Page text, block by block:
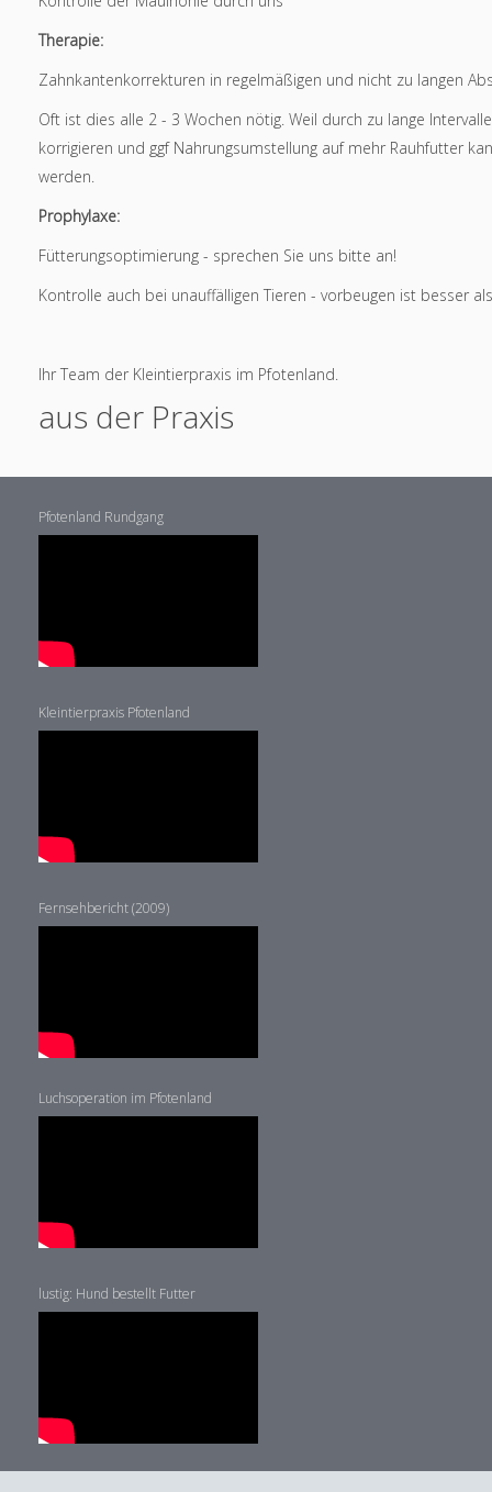
Therapie:
Zahnkantenkorrekturen in regelmäßigen und nicht zu langen
Oft ist dies alle 2 - 3 Wochen nötig. Weil durch zu lange
korrigieren und ggf Nahrungsumstellung auf mehr Rauhfutter
werden.
Prophylaxe:
Fütterungsoptimierung - sprechen Sie uns bitte an!
Kontrolle auch bei unauffälligen Tieren - vorbeugen ist besser
Ihr Team der Kleintierpraxis im Pfotenland.
aus der Praxis
Pfotenland Rundgang
Kleintierpraxis Pfotenland
Fernsehbericht (2009)
Luchsoperation im Pfotenland
lustig: Hund bestellt Futter